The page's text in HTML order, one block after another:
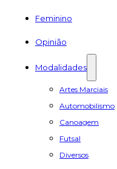
Feminino
Opinião
Modalidades
Artes Marciais
Automobilismo
Canoagem
Futsal
Diversos